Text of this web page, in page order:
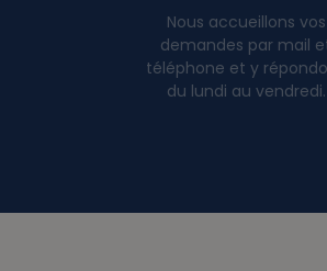
Nous accueillons vos
demandes par mail
téléphone et y
du lundi au vendredi.